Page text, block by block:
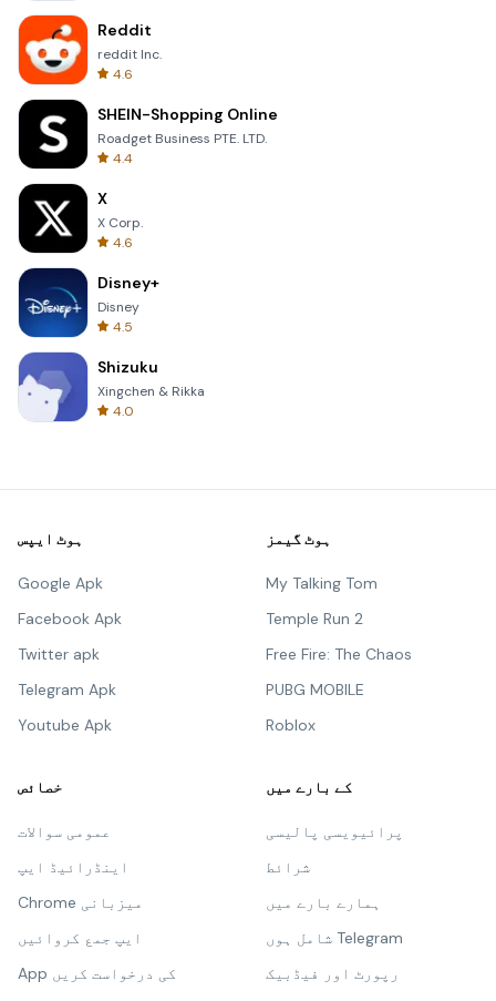
Reddit
reddit Inc.
4.6
SHEIN-Shopping Online
Roadget Business PTE. LTD.
4.4
X
X Corp.
4.6
Disney+
Disney
4.5
Shizuku
Xingchen & Rikka
4.0
ہوٹ ایپس
Google Apk
Facebook Apk
Twitter apk
Telegram Apk
Youtube Apk
ہوٹ گیمز
My Talking Tom
Temple Run 2
Free Fire: The Chaos
PUBG MOBILE
Roblox
خصائص
عمومی سوالات
اینڈرائیڈ ایپ
Chrome میزبانی
ایپ جمع کروائیں
App کی درخواست کریں
کے بارے میں
پرائیویسی پالیسی
شرائط
ہمارے بارے میں
شامل ہوں Telegram
رپورٹ اور فیڈبیک